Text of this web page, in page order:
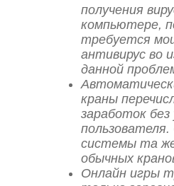
получения
компьютере,
требуется
антивирус во
данной
краны
заработок без
системы та
обычных
Онлайн игры